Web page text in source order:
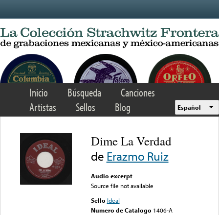
Inicio Búsqueda
Canciones
Artistas
Sellos Blog Español
Dime La Verdad
de Erazmo Ruiz
Audio excerpt
Source file not available
Sello Ideal
Numero de Catalogo 1406-A